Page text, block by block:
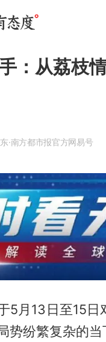
：从荔枝
·南方都市报官方网易号
5月13日至15
势纷繁复杂的